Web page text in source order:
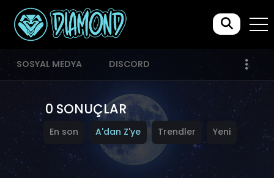
SOSYAL MEDYA DISCORD
0 SONUÇLAR
En son A'dan Z'ye Trendler Yeni